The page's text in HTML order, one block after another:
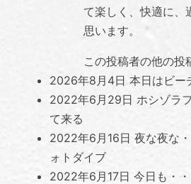
て楽しく、快適に、
思います。
この投稿者の他の投
2026年8月4日 本日はビー
2022年6月29日 ホシゾラ
て来る
2022年6月16日 夜な夜な
ォトダイブ
2022年6月17日 今日も・・